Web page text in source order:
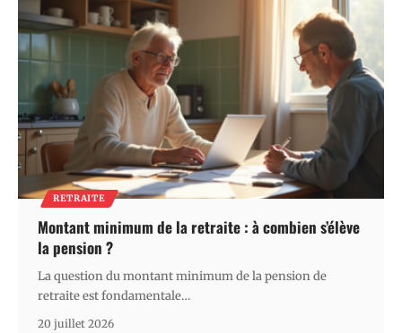
RETRAITE
Montant minimum de la retraite : à combien s’élève
la pension ?
La question du montant minimum de la pension de
retraite est fondamentale…
20 juillet 2026